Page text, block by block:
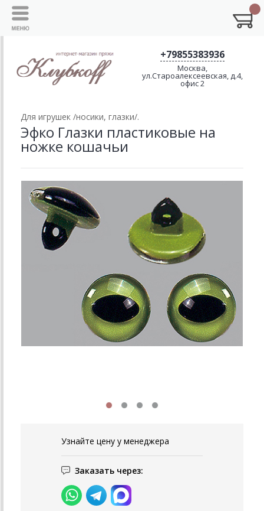
+79855383936
Москва,
ул.Староалексеевская, д.4,
офис 2
Для игрушек /носики, глазки/.
Эфко Глазки пластиковые на
ножке кошачьи
Узнайте цену у менеджера
Заказать через: